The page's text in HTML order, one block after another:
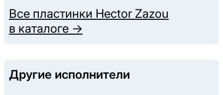
Все пластинки Hector Zazou
в каталоге →
Другие исполнители